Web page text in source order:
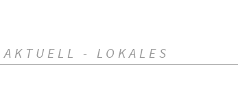
AKTUELL - LOKALES